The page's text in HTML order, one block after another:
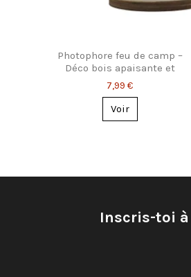
Photophore feu de camp –
Déco bois apaisante et
originale
7,99 €
Voir
Inscris-toi